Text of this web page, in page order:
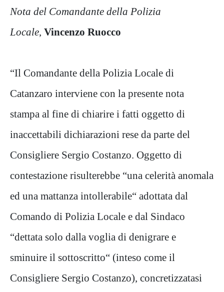
Nota del Comandante della Polizia
Locale, Vincenzo Ruocco
“Il Comandante della Polizia Locale di
Catanzaro interviene con la presente nota
stampa al fine di chiarire i fatti oggetto di
inaccettabili dichiarazioni rese da parte del
Consigliere Sergio Costanzo. Oggetto di
contestazione risulterebbe “una celerità anomala
ed una mattanza intollerabile“ adottata dal
Comando di Polizia Locale e dal Sindaco
“dettata solo dalla voglia di denigrare e
sminuire il sottoscritto“ (inteso come il
Consigliere Sergio Costanzo), concretizzatasi